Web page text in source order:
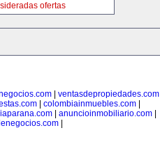
ofertas
| ventasdepropiedades.com|
colombiainmuebles.com
| anuncioinmobiliario.com|
|